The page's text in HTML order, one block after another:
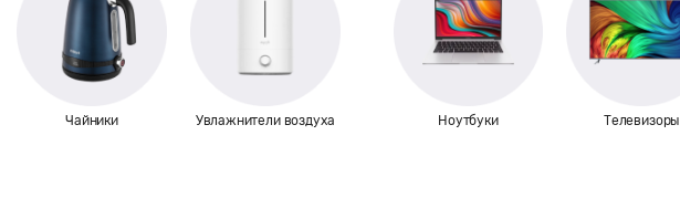
Чайники Увлажнители воздуха Ноутбуки Телевизоры